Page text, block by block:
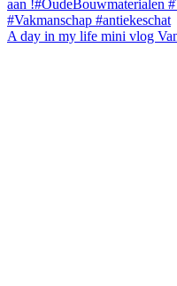
A day in my life mini vlog